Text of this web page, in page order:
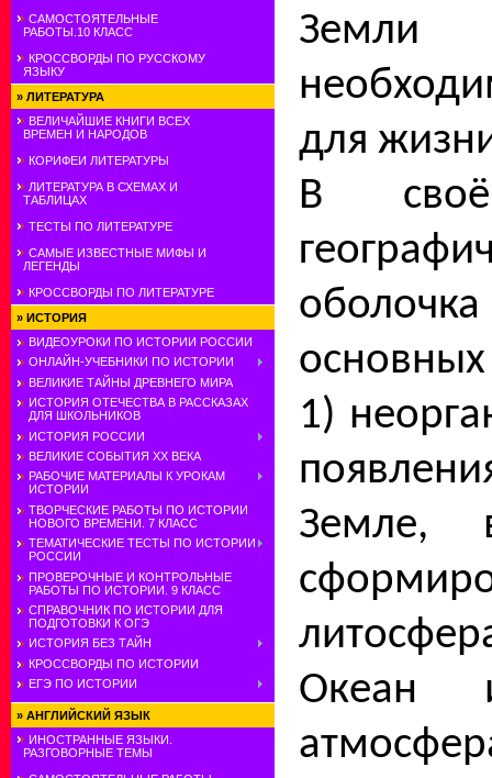
САМОСТОЯТЕЛЬНЫЕ
РАБОТЫ.10 КЛАСС
КРОССВОРДЫ ПО РУССКОМУ
ЯЗЫКУ
» ЛИТЕРАТУРА
ВЕЛИЧАЙШИЕ КНИГИ ВСЕХ
ВРЕМЕН И НАРОДОВ
КОРИФЕИ ЛИТЕРАТУРЫ
ЛИТЕРАТУРА В СХЕМАХ И
ТАБЛИЦАХ
ТЕСТЫ ПО ЛИТЕРАТУРЕ
САМЫЕ ИЗВЕСТНЫЕ МИФЫ И
ЛЕГЕНДЫ
КРОССВОРДЫ ПО ЛИТЕРАТУРЕ
» ИСТОРИЯ
ВИДЕОУРОКИ ПО ИСТОРИИ РОССИИ
ОНЛАЙН-УЧЕБНИКИ ПО ИСТОРИИ
ВЕЛИКИЕ ТАЙНЫ ДРЕВНЕГО МИРА
ИСТОРИЯ ОТЕЧЕСТВА В РАССКАЗАХ
ДЛЯ ШКОЛЬНИКОВ
ИСТОРИЯ РОССИИ
ВЕЛИКИЕ СОБЫТИЯ ХХ ВЕКА
РАБОЧИЕ МАТЕРИАЛЫ К УРОКАМ
ИСТОРИИ
ТВОРЧЕСКИЕ РАБОТЫ ПО ИСТОРИИ
НОВОГО ВРЕМЕНИ. 7 КЛАСС
ТЕМАТИЧЕСКИЕ ТЕСТЫ ПО ИСТОРИИ
РОССИИ
ПРОВЕРОЧНЫЕ И КОНТРОЛЬНЫЕ
РАБОТЫ ПО ИСТОРИИ. 9 КЛАСС
СПРАВОЧНИК ПО ИСТОРИИ ДЛЯ
ПОДГОТОВКИ К ОГЭ
ИСТОРИЯ БЕЗ ТАЙН
КРОССВОРДЫ ПО ИСТОРИИ
ЕГЭ ПО ИСТОРИИ
» АНГЛИЙСКИЙ ЯЗЫК
ИНОСТРАННЫЕ ЯЗЫКИ.
РАЗГОВОРНЫЕ ТЕМЫ
для
В
основ­ных
1)
Земле,
Океан